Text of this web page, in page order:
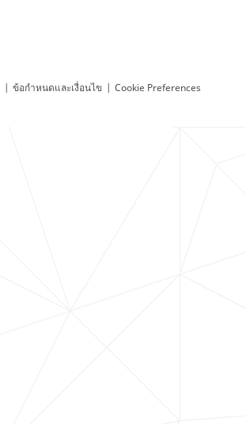
| ข้อกำหนดและเงื่อนไข | Cookie Preferences